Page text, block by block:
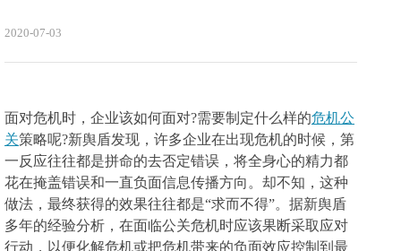
2020-07-03
面对危机时，企业该如何面对?需要制定什么样的危机公
关策略呢?新舆盾发现， 许多企业在出现危机的时候，第
一反应往往都是拼命的去否定错误，将全身心的精力都
花在掩盖错误和一直负面信息传播方向。却不知，这种
做法，最终获得的效果往往都是“求而不得”。据新舆盾
多年的经验分析， 在面临公关危机时应该果断采取应对
行动，以便化解危机或把危机带来的负面效应控制到最